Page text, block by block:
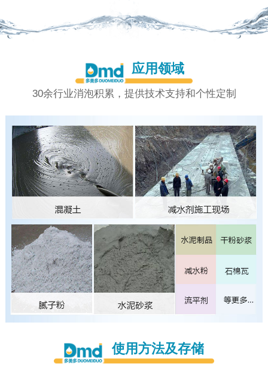
应用领域
30余行业消泡积累，提供技术支持和个性定制
使用方法及存储